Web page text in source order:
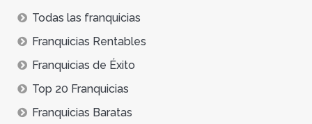
Todas las franquicias
Franquicias Rentables
Franquicias de Éxito
Top 20 Franquicias
Franquicias Baratas